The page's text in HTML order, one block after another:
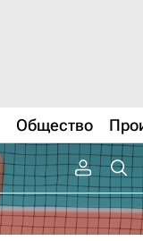
Общество